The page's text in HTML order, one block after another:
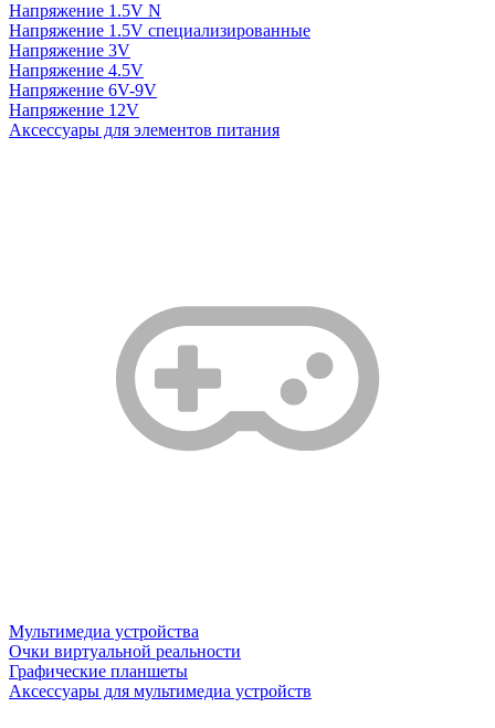
Напряжение 1.5V N
Напряжение 1.5V специализированные
Напряжение 3V
Напряжение 4.5V
Напряжение 6V-9V
Напряжение 12V
Аксессуары для элементов питания
Мультимедиа устройства
Очки виртуальной реальности
Графические планшеты
Аксессуары для мультимедиа устройств